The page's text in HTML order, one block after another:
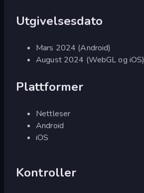
Utgivelsesdato
Mars 2024 (Android)
August 2024 (WebGL og iOS)
Plattformer
Nettleser
Android
iOS
Kontroller